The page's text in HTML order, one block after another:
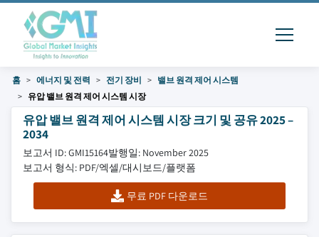
홈 에너지 및 전력 전기 장비
밸브 원격 제어 시스템
유압 밸브 원격 제어 시스템 시장
유압 밸브 원격 제어 시스템 시장 크기 및 공유 2025 –
2034
보고서 ID: GMI15164발행일: November 2025
보고서 형식: PDF/엑셀/대시보드/플랫폼
무료 PDF 다운로드